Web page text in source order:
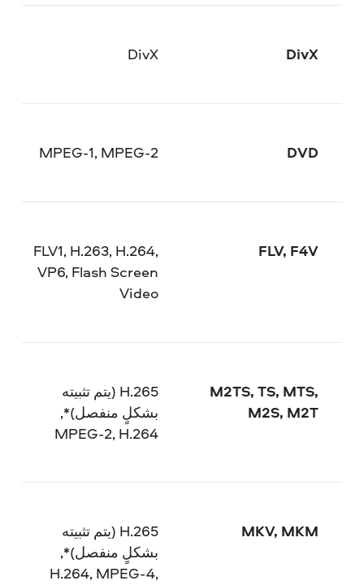
DivX
DivX
DVD
MPEG-1, MPEG-2
FLV, F4V
FLV1, H.263, H.264,
VP6, Flash Screen
Video
M2TS, TS, MTS,
M2S, M2T
H.265 (يتم تثبيته
بشكلٍ منفصل)*,
MPEG-2, H.264
MKV, MKM
H.265 (يتم تثبيته
بشكلٍ منفصل)*,
H.264, MPEG-4,